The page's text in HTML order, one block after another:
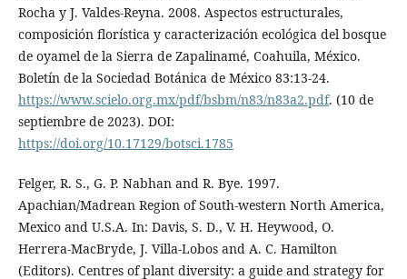
Rocha y J. Valdes-Reyna. 2008. Aspectos estructurales,
composición florística y caracterización ecológica del bosque
de oyamel de la Sierra de Zapalinamé, Coahuila, México.
Boletín de la Sociedad Botánica de México 83:13-24.
https://www.scielo.org.mx/pdf/bsbm/n83/n83a2.pdf. (10 de
septiembre de 2023). DOI:
https://doi.org/10.17129/botsci.1785
Felger, R. S., G. P. Nabhan and R. Bye. 1997.
Apachian/Madrean Region of South-western North America,
Mexico and U.S.A. In: Davis, S. D., V. H. Heywood, O.
Herrera-MacBryde, J. Villa-Lobos and A. C. Hamilton
(Editors). Centres of plant diversity: a guide and strategy for